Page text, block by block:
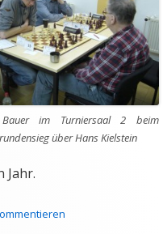
im Turniersaal 2 beim
über Hans Kielstein
Jahr.